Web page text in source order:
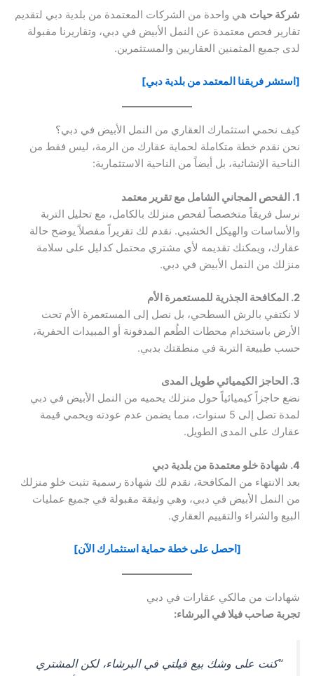
شركة حيات هي واحدة من الشركات المعتمدة من بلدية دبي لتقديم
تقارير فحص معتمدة عن النمل الأبيض في دبي، وتقاريرنا مقبولة
لدى جميع المثمنين العقاريين والمستثمرين.
[استشر فريقنا المعتمد من بلدية دبي]
كيف نحمي استثمارك العقاري من النمل الأبيض في دبي؟
نحن نقدم خطة متكاملة لحماية عقارك من الرمة، ليس فقط من
الناحية الإنشائية، بل أيضاً من الناحية الاستثمارية:
1. الفحص المجاني الشامل مع تقرير معتمد
نرسل فريقاً متخصصاً لفحص منزلك بالكامل، مع تحليل التربة
والأساسات والهيكل الخشبي. نقدم لك تقريراً مفصلاً يوضح حالة
عقارك، ويمكنك تقديمه لأي مشتري محتمل كدليل على سلامة
منزلك من النمل الأبيض في دبي.
2. المكافحة الجذرية للمستعمرة الأم
لا نكتفي بالرش السطحي، بل نصل إلى المستعمرة الأم تحت
الأرض باستخدام محطات الطُعم المدفونة أو المبيدات الحفرية،
حسب طبيعة التربة في منطقتك بدبي.
3. الحاجز الكيميائي طويل المدى
نضع حاجزاً كيميائياً حول منزلك يحميه من النمل الأبيض في دبي
لمدة تصل إلى 5 سنوات، مما يضمن عدم عودته ويحمي قيمة
عقارك على المدى الطويل.
4. شهادة خلو معتمدة من بلدية دبي
بعد الانتهاء من المكافحة، نقدم لك شهادة رسمية تثبت خلو منزلك
من النمل الأبيض في دبي، وهي وثيقة مقبولة في جميع عمليات
البيع والشراء والتقييم العقاري.
[احصل على خطة حماية استثمارك الآن]
شهادات من مالكي عقارات في دبي
تجربة صاحب فيلا في البرشاء:
“كنت على وشك بيع فيلتي في البرشاء، لكن المشتري